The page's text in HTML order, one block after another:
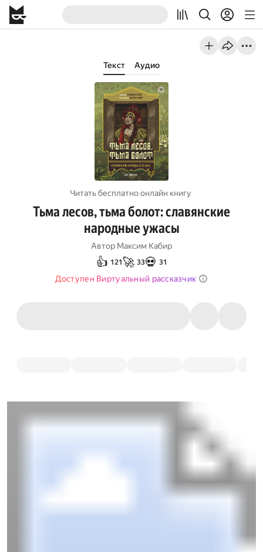
Текст Аудио
Читать бесплатно онлайн книгу
Тьма лесов, тьма болот: славянские
народные ужасы
Автор Максим Кабир
👍 121 🚀 33💀 31
Доступен Виртуальный рассказчик